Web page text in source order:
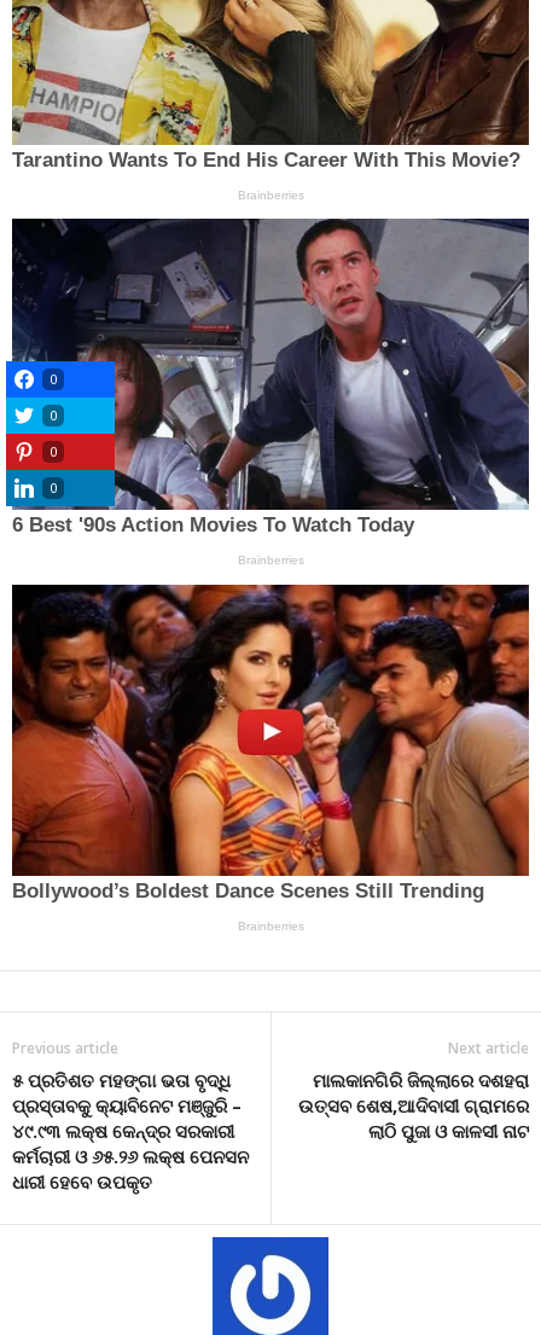
Previous article
୫ ପ୍ରତିଶତ ମହଙ୍ଗା ଭତା ବୃଦ୍ଧି
ପ୍ରସ୍ତାବକୁ କ୍ୟାବିନେଟ ମଞ୍ଜୁରି –
୪୯.୯୩ ଲକ୍ଷ କେନ୍ଦ୍ର ସରକାରୀ
କର୍ମଚାରୀ ଓ ୬୫.୨୬ ଲକ୍ଷ ପେନସନ
ଧାରୀ ହେବେ ଉପକୃତ
Next article
ମାଲକାନଗିରି ଜିଲ୍ଲାରେ ଦଶହରା
ଉତ୍ସବ ଶେଷ,ଆଦିବାସୀ ଗ୍ରାମରେ
ଲାଠି ପୁଜା ଓ କାଳସୀ ନାଟ
0
0
0
0